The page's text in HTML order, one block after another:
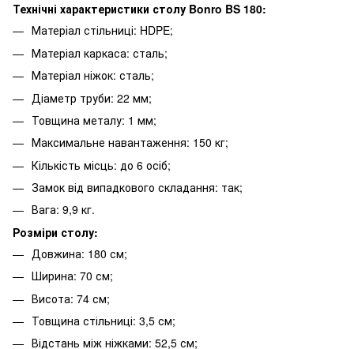
Технічні характеристики столу Bonro BS 180:
Матеріал стільниці: HDPE;
Матеріал каркаса: сталь;
Матеріал ніжок: сталь;
Діаметр труби: 22 мм;
Товщина металу: 1 мм;
Максимальне навантаження: 150 кг;
Кількість місць: до 6 осіб;
Замок від випадкового складання: так;
Вага: 9,9 кг.
Розміри столу:
Довжина: 180 см;
Ширина: 70 см;
Висота: 74 см;
Товщина стільниці: 3,5 см;
Відстань між ніжками: 52,5 см;